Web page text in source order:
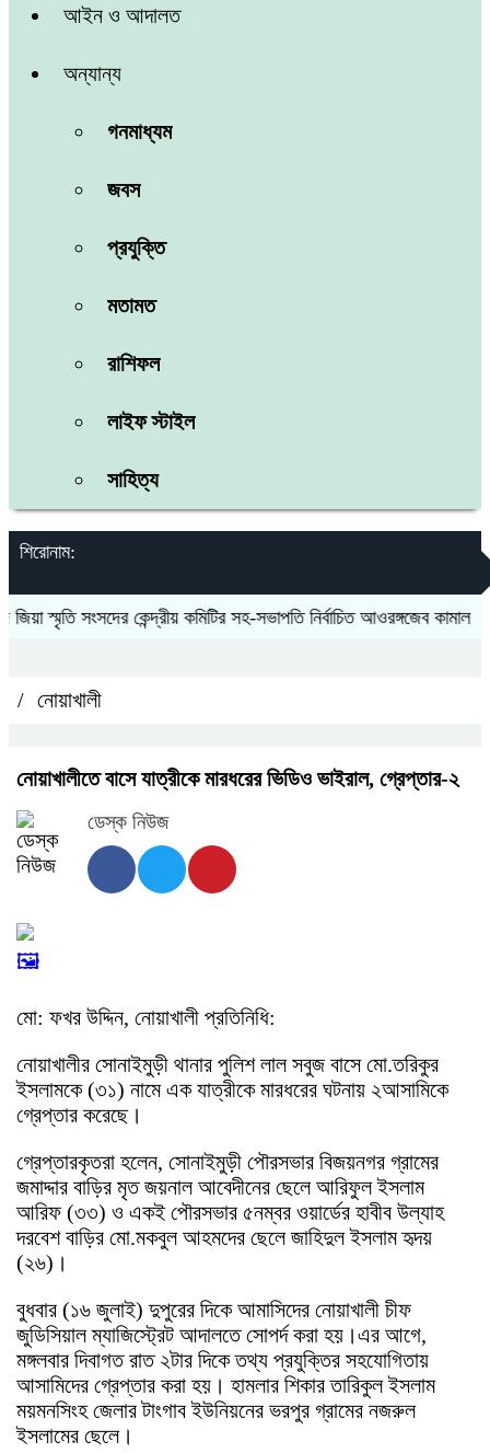
আইন ও আদালত
অন্যান্য
গনমাধ্যম
জবস
প্রযুক্তি
মতামত
রাশিফল
লাইফ স্টাইল
সাহিত্য
শিরোনাম:
স্মৃতি সংসদের কেন্দ্রীয় কমিটির সহ-সভাপতি নির্বাচিত আওরঙ্গজেব কামাল
/ নোয়াখালী
নোয়াখালীতে বাসে যাত্রীকে মারধরের ভিডিও ভাইরাল, গ্রেপ্তার-২
ডেস্ক নিউজ
🖼️
মো: ফখর উদ্দিন, নোয়াখালী প্রতিনিধি:
নোয়াখালীর সোনাইমুড়ী থানার পুলিশ লাল সবুজ বাসে মো.তরিকুর
ইসলামকে (৩১) নামে এক যাত্রীকে মারধরের ঘটনায় ২আসামিকে
গ্রেপ্তার করেছে।
গ্রেপ্তারকৃতরা হলেন, সোনাইমুড়ী পৌরসভার বিজয়নগর গ্রামের
জমাদ্দার বাড়ির মৃত জয়নাল আবেদীনের ছেলে আরিফুল ইসলাম
আরিফ (৩৩) ও একই পৌরসভার ৫নম্বর ওয়ার্ডের হাবীব উল্যাহ
দরবেশ বাড়ির মো.মকবুল আহমদের ছেলে জাহিদুল ইসলাম হৃদয়
(২৬)।
বুধবার (১৬ জুলাই) দুপুরের দিকে আমাসিদের নোয়াখালী চীফ
জুডিসিয়াল ম্যাজিস্ট্রেট আদালতে সোপর্দ করা হয়।এর আগে,
মঙ্গলবার দিবাগত রাত ২টার দিকে তথ্য প্রযুক্তির সহযোগিতায়
আসামিদের গ্রেপ্তার করা হয়। হামলার শিকার তারিকুল ইসলাম
ময়মনসিংহ জেলার টাংগাব ইউনিয়নের ভরপুর গ্রামের নজরুল
ইসলামের ছেলে।